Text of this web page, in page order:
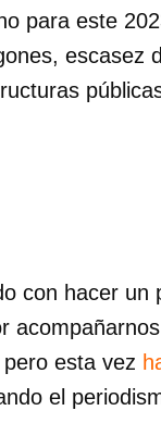
para este
escasez
con hacer un
esta vez
el